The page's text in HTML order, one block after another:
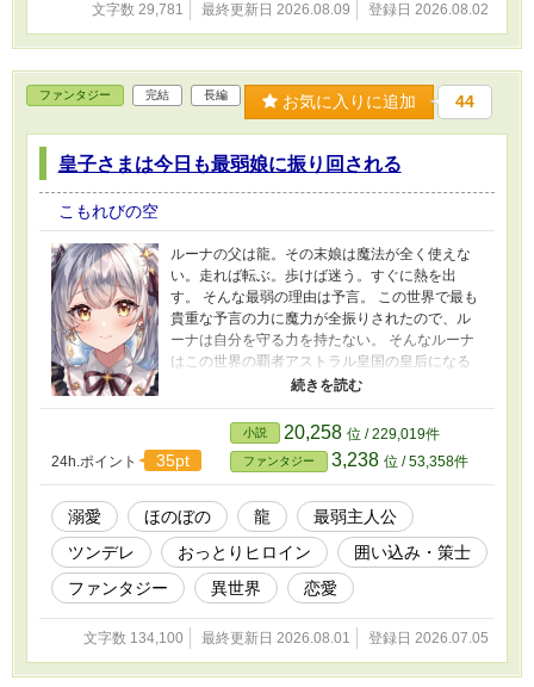
文字数 29,781 最終更新日 2026.08.09 登録日 2026.08.02
ファンタジー 完結 長編 お気に入りに追加 44
皇子さまは今日も最弱娘に振り回される
こもれびの空
ルーナの父は龍。その末娘は魔法が全く使えな
い。走れば転ぶ。歩けば迷う。すぐに熱を出
す。 そんな最弱の理由は予言。 この世界で最も
貴重な予言の力に魔力が全振りされたので、ル
ーナは自分を守る力を持たない。 そんなルーナ
はこの世界の覇者アストラル皇国の皇后になる
未来を予知してしまった。 認めたくない皇子と
お家でのんびり暮らしたいルーナ。利害は一致
していた筈なのに…… 皇子さまは、今日も最弱
娘に振り回されています。
24h.ポイント
35pt
小説 20,258 位 / 229,019件
ファンタジー 3,238 位 / 53,358件
溺愛 ほのぼの 龍
最弱主人公
ツンデレ
おっとりヒロイン
囲い込み・策士
ファンタジー
異世界 恋愛
文字数 134,100 最終更新日 2026.08.01 登録日 2026.07.05